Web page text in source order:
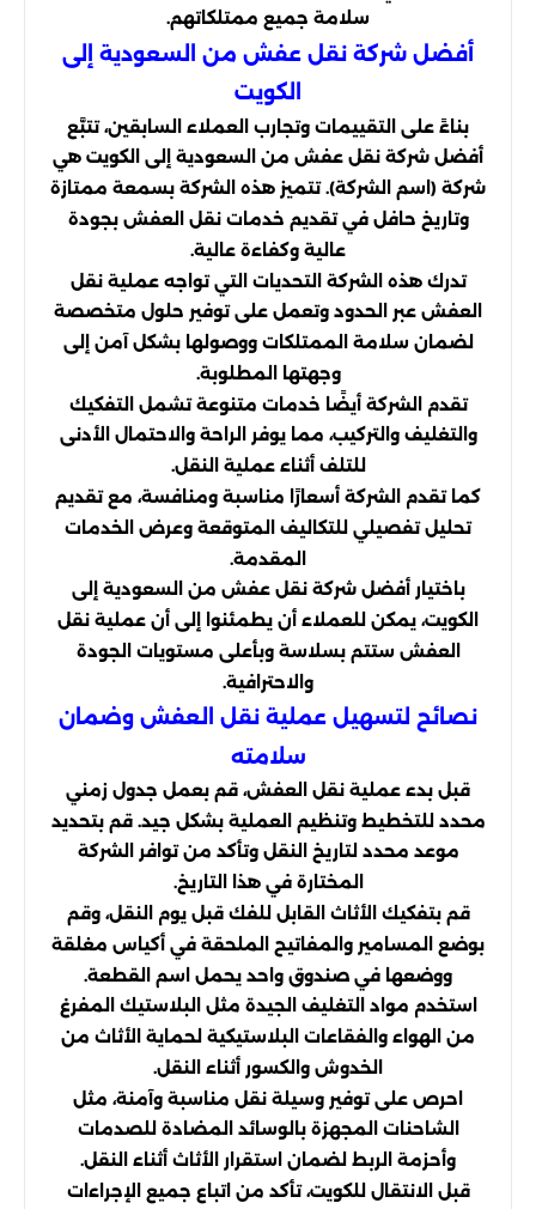
سلامة جميع ممتلكاتهم.
أفضل شركة نقل عفش من السعودية إلى
الكويت
بناءً على التقييمات وتجارب العملاء السابقين، تتبَّع
أفضل شركة نقل عفش من السعودية إلى الكويت هي
شركة (اسم الشركة). تتميز هذه الشركة بسمعة ممتازة
وتاريخ حافل في تقديم خدمات نقل العفش بجودة
عالية وكفاءة عالية.
تدرك هذه الشركة التحديات التي تواجه عملية نقل
العفش عبر الحدود وتعمل على توفير حلول متخصصة
لضمان سلامة الممتلكات ووصولها بشكل آمن إلى
وجهتها المطلوبة.
تقدم الشركة أيضًا خدمات متنوعة تشمل التفكيك
والتغليف والتركيب، مما يوفر الراحة والاحتمال الأدنى
للتلف أثناء عملية النقل.
كما تقدم الشركة أسعارًا مناسبة ومنافسة، مع تقديم
تحليل تفصيلي للتكاليف المتوقعة وعرض الخدمات
المقدمة.
باختيار أفضل شركة نقل عفش من السعودية إلى
الكويت، يمكن للعملاء أن يطمئنوا إلى أن عملية نقل
العفش ستتم بسلاسة وبأعلى مستويات الجودة
والاحترافية.
نصائح لتسهيل عملية نقل العفش وضمان
سلامته
قبل بدء عملية نقل العفش، قم بعمل جدول زمني
محدد للتخطيط وتنظيم العملية بشكل جيد. قم بتحديد
موعد محدد لتاريخ النقل وتأكد من توافر الشركة
المختارة في هذا التاريخ.
قم بتفكيك الأثاث القابل للفك قبل يوم النقل، وقم
بوضع المسامير والمفاتيح الملحقة في أكياس مغلقة
ووضعها في صندوق واحد يحمل اسم القطعة.
استخدم مواد التغليف الجيدة مثل البلاستيك المفرغ
من الهواء والفقاعات البلاستيكية لحماية الأثاث من
الخدوش والكسور أثناء النقل.
احرص على توفير وسيلة نقل مناسبة وآمنة، مثل
الشاحنات المجهزة بالوسائد المضادة للصدمات
وأحزمة الربط لضمان استقرار الأثاث أثناء النقل.
قبل الانتقال للكويت، تأكد من اتباع جميع الإجراءات